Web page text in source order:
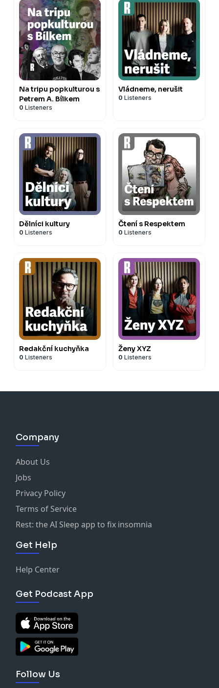
Na tripu popkulturou s
Petrem A. Bílkem
0 Listeners
Vládneme, nerušit
0 Listeners
Dělníci kultury
0 Listeners
Čtení s Respektem
0 Listeners
Redakční kuchyňka
0 Listeners
Ženy XYZ
0 Listeners
Company
About Us
Jobs
Privacy Policy
Terms of Service
Rest: the AI Sleep app to fix insomnia
Get Help
Help Center
Get Podcast App
Follow Us